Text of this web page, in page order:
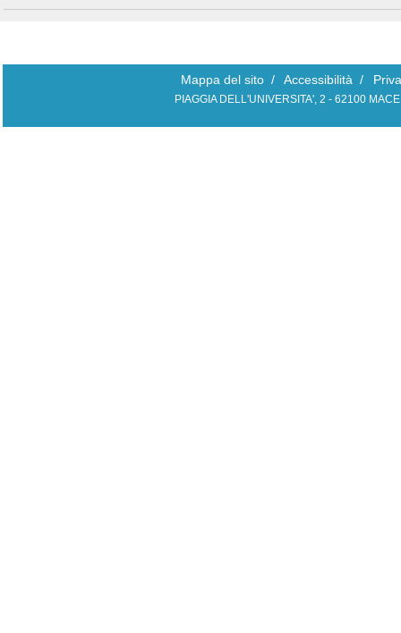
Mappa del sito / Accessibilità /
PIAGGIA DELL'UNIVERSITA', 2 - 62100